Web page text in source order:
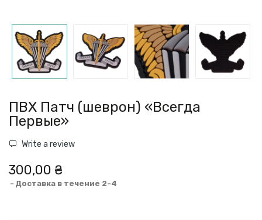
ПВХ Патч (шеврон) «Всегда
Первые»
Write a review
300,00 ₴
Доставка в течение 2-4